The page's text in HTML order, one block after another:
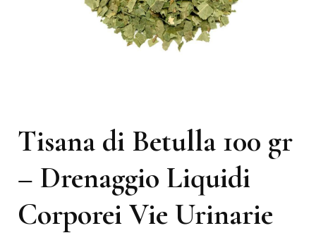
Tisana di Betulla 100 gr
– Drenaggio Liquidi
Corporei Vie Urinarie